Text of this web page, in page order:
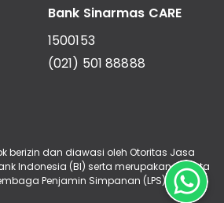
Bank Sinarmas CARE
1500153
(021) 501 88888
berizin dan diawasi oleh Otoritas Jasa
Indonesia (BI) serta merupakan peserta
Penjamin Simpanan (LPS)